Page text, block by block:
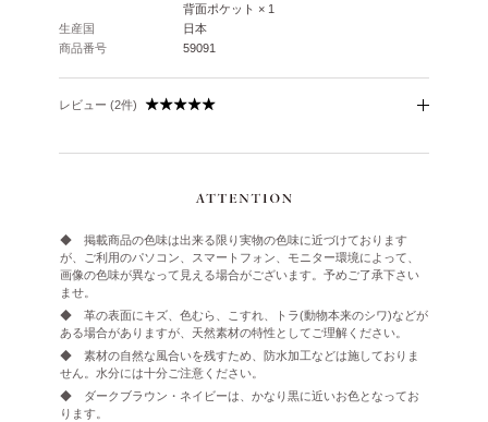
背面ポケット × 1
生産国
日本
商品番号
59091
レビュー (2件)
◆ 掲載商品の色味は出来る限り実物の色味に近づけております
が、ご利用のパソコン、スマートフォン、モニター環境によって、
画像の色味が異なって見える場合がございます。予めご了承下さい
ませ。
◆ 革の表面にキズ、色むら、こすれ、トラ(動物本来のシワ)などが
ある場合がありますが、天然素材の特性としてご理解ください。
◆ 素材の自然な風合いを残すため、防水加工などは施しておりま
せん。水分には十分ご注意ください。
◆ ダークブラウン・ネイビーは、かなり黒に近いお色となってお
ります。